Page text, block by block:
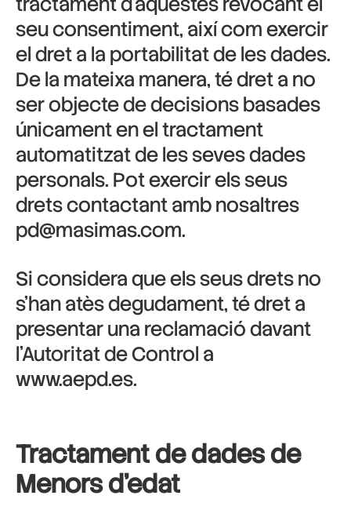
seu consentiment, així com exercir
el dret a la portabilitat de les dades.
De la mateixa manera, té dret a no
ser objecte de decisions basades
únicament en el tractament
automatitzat de les seves dades
personals. Pot exercir els seus
drets contactant amb nosaltres
pd@masimas.com.
Si considera que els seus drets no
s’han atès degudament, té dret a
presentar una reclamació davant
l’Autoritat de Control a
www.aepd.es.
Tractament de dades de
Menors d’edat